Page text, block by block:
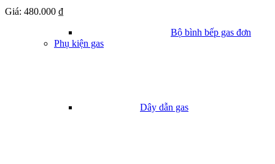
Bộ bình bếp gas đơn
Phụ kiện gas
Dây dẫn gas
Giá: 480.000 ₫